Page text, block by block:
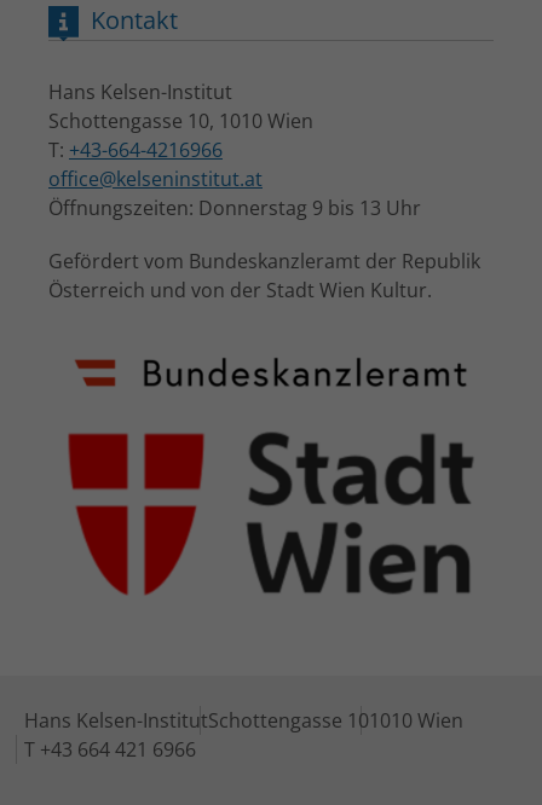
Kontakt
Hans Kelsen-Institut
Schottengasse 10, 1010 Wien
T: +43-664-4216966
office@kelseninstitut.at
Öffnungszeiten: Donnerstag 9 bis 13 Uhr
Gefördert vom Bundeskanzleramt der Republik
Österreich und von der Stadt Wien Kultur.
Hans Kelsen-InstitutSchottengasse 101010 Wien
T +43 664 421 6966